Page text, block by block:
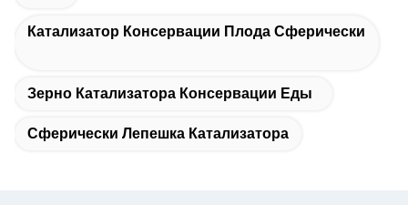
Катализатор Консервации Плода Сферически
Зерно Катализатора Консервации Еды
Сферически Лепешка Катализатора